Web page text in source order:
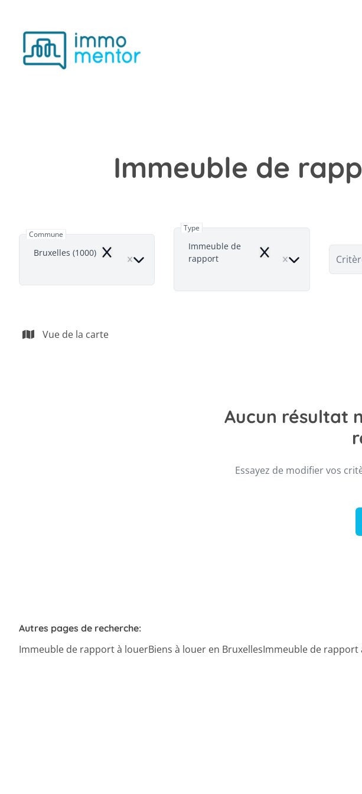
Immeuble de
Commune
Bruxelles (1000) Remove
Type
Immeuble de
rapport
Remove
Vue de la carte
Aucun résultat
Essayez de modifier vos
Autres pages de recherche:
Immeuble de rapport à louerBiens à louer en BruxellesImmeuble de rapport